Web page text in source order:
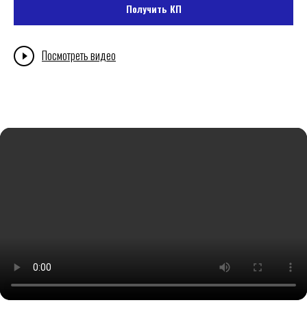
Получить КП
Посмотреть видео